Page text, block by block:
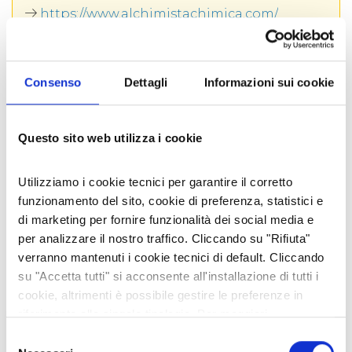
Consenso Dettagli Informazioni sui cookie
Questo sito web utilizza i cookie
Utilizziamo i cookie tecnici per garantire il corretto
funzionamento del sito, cookie di preferenza, statistici e
di marketing per fornire funzionalità dei social media e
per analizzare il nostro traffico. Cliccando su "Rifiuta"
verranno mantenuti i cookie tecnici di default. Cliccando
su "Accetta tutti" si acconsente all'installazione di tutti i
cookie, altrimenti è possibile gestire le preferenze in
riferimento alle singole tipologie. Per maggiori
mandorla, alla carota, al kiwi, arancia e cannella,
sapone alla salvia, sapone solido per piatti e
stoviglie sapone di castiglia, carbone e tea tree,
sapone agli agrumi, sapone speziato, sapone
alla calendula, sapone alla lavanda, sapone
spazzole per stoviglie, spugne lavabili in cotone
cura della persona ma anche dell’ambiente.
https://www.alchimistachimica.com/
MOSTRA AZIENDA SULLA MAPPA
VEDI ANCHE